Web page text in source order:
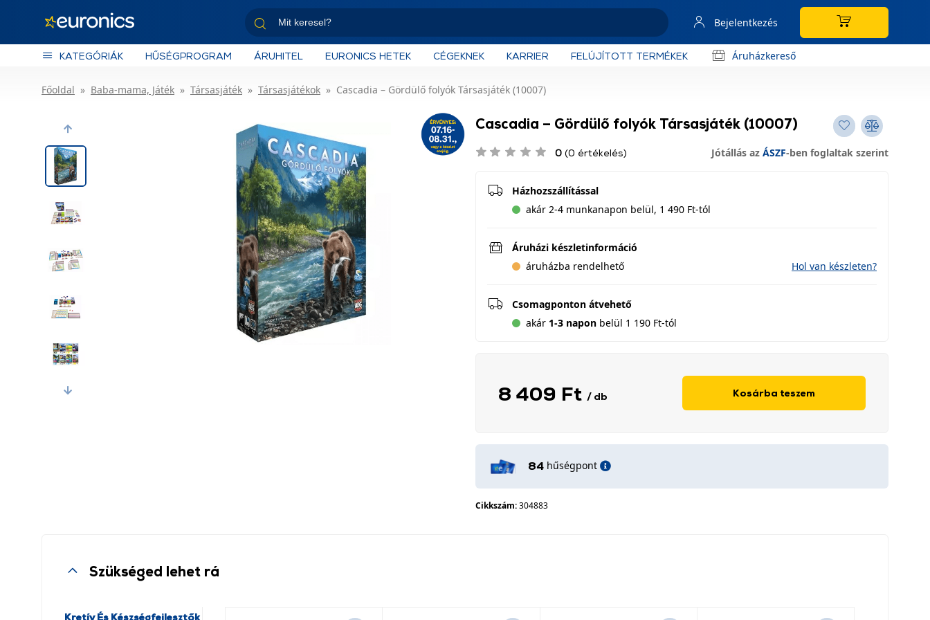
Bejelentkezés
KATEGÓRIÁK HŰSÉGPROGRAM ÁRUHITEL EURONICS HETEK CÉGEKNEK KARRIER FELÚJÍTOTT TERMÉKEK Áruházkereső
Főoldal Baba-mama, Játék Társasjáték Társasjátékok Cascadia – Gördülő folyók Társasjáték (10007)
Previous
Next
Cascadia – Gördülő folyók Társasjáték (10007)
0 (0 értékelés) Jótállás az ÁSZF-ben foglaltak szerint
Házhozszállítással
akár 2-4 munkanapon belül, 1 490 Ft-tól
Áruházi készletinformáció
áruházba rendelhető
Hol van készleten?
Csomagponton átvehető
akár 1-3 napon belül 1 190 Ft-tól
8 409 Ft / db Kosárba teszem
84 hűségpont
Cikkszám:304883
Szükséged lehet rá
Kretív És Készségfejlesztők